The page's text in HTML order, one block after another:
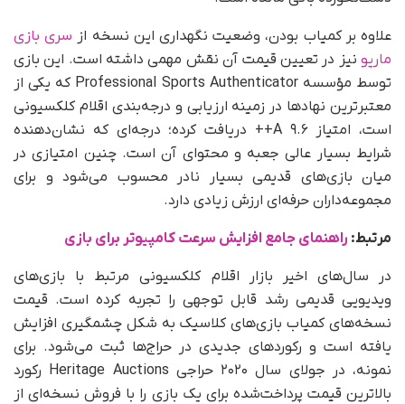
علاوه بر کمیاب بودن، وضعیت نگهداری این نسخه از سری بازی
ماریو نیز در تعیین قیمت آن نقش مهمی داشته است. این بازی
توسط مؤسسه Professional Sports Authenticator که یکی از
معتبرترین نهادها در زمینه ارزیابی و درجه‌بندی اقلام کلکسیونی
است، امتیاز ۹.۶ A++ دریافت کرده؛ درجه‌ای که نشان‌دهنده
شرایط بسیار عالی جعبه و محتوای آن است. چنین امتیازی در
میان بازی‌های قدیمی بسیار نادر محسوب می‌شود و برای
مجموعه‌داران حرفه‌ای ارزش زیادی دارد.
مرتبط: راهنمای جامع افزایش سرعت کامپیوتر برای بازی
در سال‌های اخیر بازار اقلام کلکسیونی مرتبط با بازی‌های
ویدیویی قدیمی رشد قابل توجهی را تجربه کرده است. قیمت
نسخه‌های کمیاب بازی‌های کلاسیک به شکل چشمگیری افزایش
یافته است و رکوردهای جدیدی در حراج‌ها ثبت می‌شود. برای
نمونه، در جولای سال ۲۰۲۰ حراجی Heritage Auctions رکورد
بالاترین قیمت پرداخت‌شده برای یک بازی را با فروش نسخه‌ای از